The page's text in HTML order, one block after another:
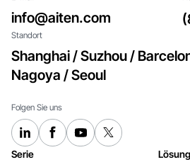
info@aiten.com
Standort
Shanghai / Suzhou /
Nagoya / Seoul
Folgen Sie uns
Serie
Lösung